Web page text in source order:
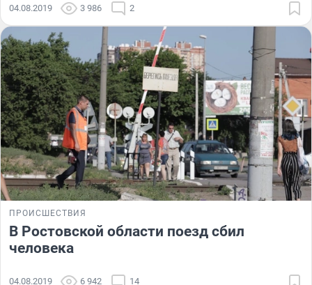
04.08.2019 3 986 2
ПРОИСШЕСТВИЯ
В Ростовской области поезд сбил
человека
04.08.2019 6 942 14